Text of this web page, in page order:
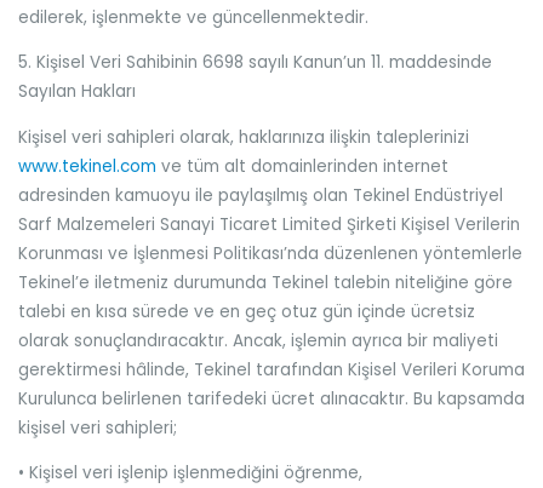
edilerek, işlenmekte ve güncellenmektedir.
5. Kişisel Veri Sahibinin 6698 sayılı Kanun’un 11. maddesinde
Sayılan Hakları
Kişisel veri sahipleri olarak, haklarınıza ilişkin taleplerinizi
www.tekinel.com ve tüm alt domainlerinden internet
adresinden kamuoyu ile paylaşılmış olan Tekinel Endüstriyel
Sarf Malzemeleri Sanayi Ticaret Limited Şirketi Kişisel Verilerin
Korunması ve İşlenmesi Politikası’nda düzenlenen yöntemlerle
Tekinel’e iletmeniz durumunda Tekinel talebin niteliğine göre
talebi en kısa sürede ve en geç otuz gün içinde ücretsiz
olarak sonuçlandıracaktır. Ancak, işlemin ayrıca bir maliyeti
gerektirmesi hâlinde, Tekinel tarafından Kişisel Verileri Koruma
Kurulunca belirlenen tarifedeki ücret alınacaktır. Bu kapsamda
kişisel veri sahipleri;
• Kişisel veri işlenip işlenmediğini öğrenme,